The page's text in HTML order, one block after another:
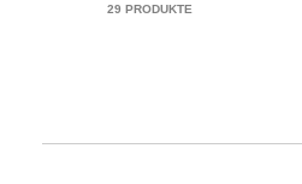
29 PRODUKTE